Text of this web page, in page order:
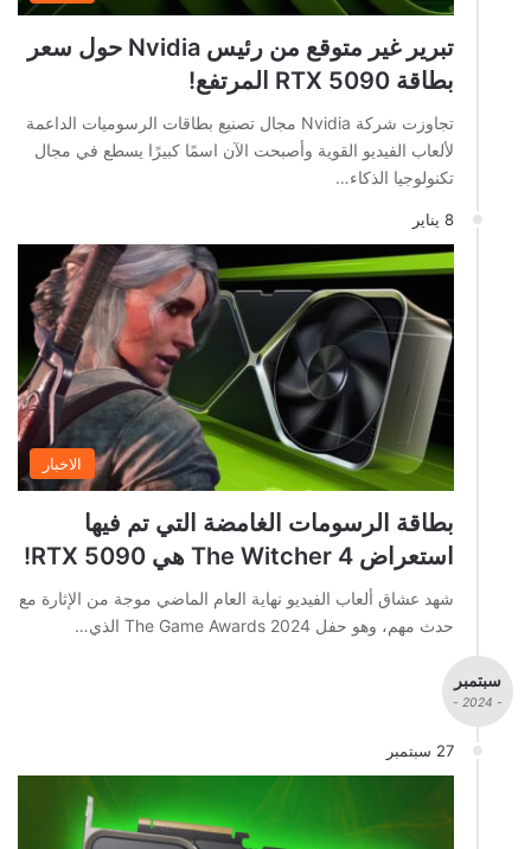
تبرير غير متوقع من رئيس Nvidia حول سعر
بطاقة RTX 5090 المرتفع!
تجاوزت شركة Nvidia مجال تصنيع بطاقات الرسوميات الداعمة
لألعاب الفيديو القوية وأصبحت الآن اسمًا كبيرًا يسطع في مجال
تكنولوجيا الذكاء…
8 يناير
الاخبار
بطاقة الرسومات الغامضة التي تم فيها
استعراض The Witcher 4 هي RTX 5090!
شهد عشاق ألعاب الفيديو نهاية العام الماضي موجة من الإثارة مع
حدث مهم، وهو حفل The Game Awards 2024 الذي…
سبتمبر
- 2024 -
27 سبتمبر